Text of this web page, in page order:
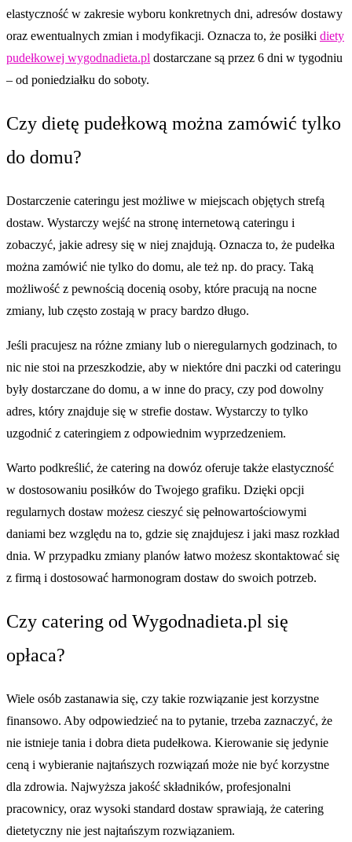
elastyczność w zakresie wyboru konkretnych dni, adresów dostawy
oraz ewentualnych zmian i modyfikacji. Oznacza to, że posiłki diety
pudełkowej wygodnadieta.pl dostarczane są przez 6 dni w tygodniu
– od poniedziałku do soboty.
Czy dietę pudełkową można zamówić tylko
do domu?
Dostarczenie cateringu jest możliwe w miejscach objętych strefą
dostaw. Wystarczy wejść na stronę internetową cateringu i
zobaczyć, jakie adresy się w niej znajdują. Oznacza to, że pudełka
można zamówić nie tylko do domu, ale też np. do pracy. Taką
możliwość z pewnością docenią osoby, które pracują na nocne
zmiany, lub często zostają w pracy bardzo długo.
Jeśli pracujesz na różne zmiany lub o nieregularnych godzinach, to
nic nie stoi na przeszkodzie, aby w niektóre dni paczki od cateringu
były dostarczane do domu, a w inne do pracy, czy pod dowolny
adres, który znajduje się w strefie dostaw. Wystarczy to tylko
uzgodnić z cateringiem z odpowiednim wyprzedzeniem.
Warto podkreślić, że catering na dowóz oferuje także elastyczność
w dostosowaniu posiłków do Twojego grafiku. Dzięki opcji
regularnych dostaw możesz cieszyć się pełnowartościowymi
daniami bez względu na to, gdzie się znajdujesz i jaki masz rozkład
dnia. W przypadku zmiany planów łatwo możesz skontaktować się
z firmą i dostosować harmonogram dostaw do swoich potrzeb.
Czy catering od Wygodnadieta.pl się
opłaca?
Wiele osób zastanawia się, czy takie rozwiązanie jest korzystne
finansowo. Aby odpowiedzieć na to pytanie, trzeba zaznaczyć, że
nie istnieje tania i dobra dieta pudełkowa. Kierowanie się jedynie
ceną i wybieranie najtańszych rozwiązań może nie być korzystne
dla zdrowia. Najwyższa jakość składników, profesjonalni
pracownicy, oraz wysoki standard dostaw sprawiają, że catering
dietetyczny nie jest najtańszym rozwiązaniem.